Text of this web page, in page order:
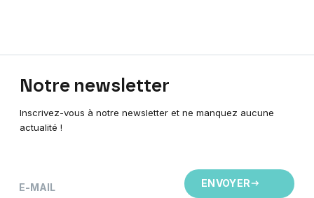
Notre newsletter
Inscrivez-vous à notre newsletter et ne manquez aucune
actualité !
E-MAIL ENVOYER